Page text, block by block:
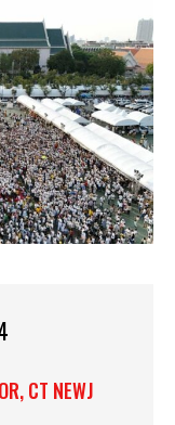
CT NEWJ